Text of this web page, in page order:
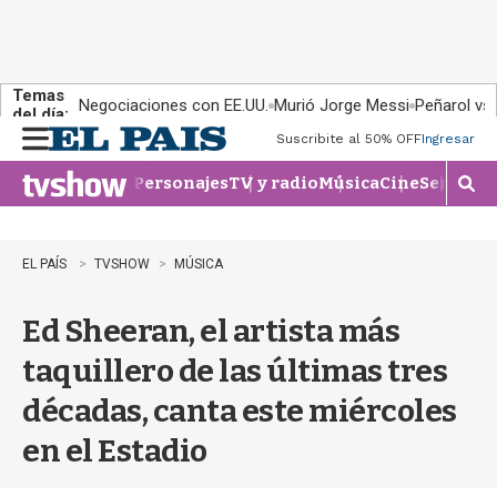
Temas
del día: Negociaciones con EE.UU. Murió Jorge Messi Peñarol
n
u
Suscribite al 50% OFFIngresar
PersonajesTV y radioMúsicaCineSeries
M
o
EL PAÍS TVSHOW MÚSICA
Ed Sheeran, el artista más
taquillero de las últimas tres
décadas, canta este miércoles
en el Estadio